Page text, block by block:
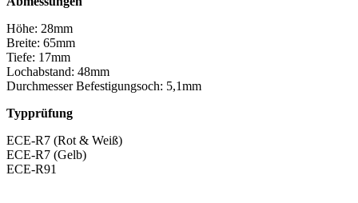
Höhe: 28mm
Breite: 65mm
Tiefe: 17mm
Lochabstand: 48mm
Durchmesser Befestigungsoch: 5,1mm
Typprüfung
ECE-R7 (Rot & Weiß)
ECE-R7 (Gelb)
ECE-R91